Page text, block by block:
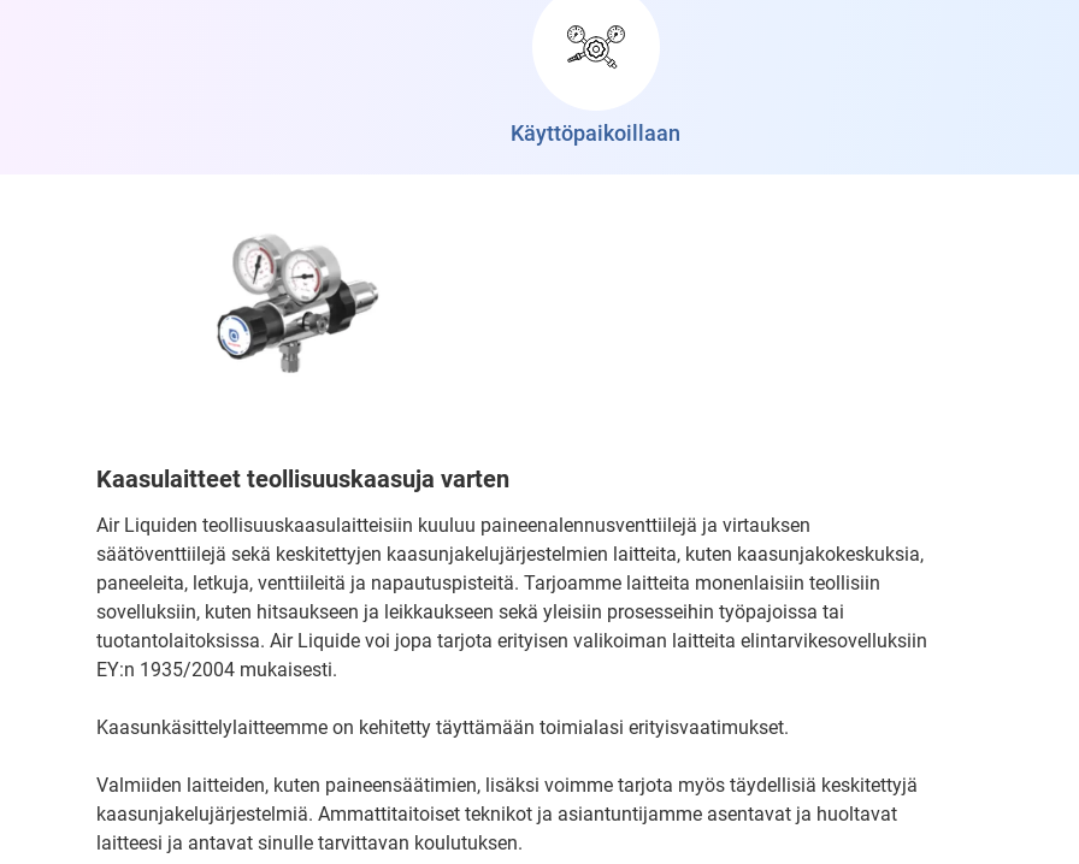
Käyttöpaikoillaan
Kaasulaitteet teollisuuskaasuja varten
Air Liquiden teollisuuskaasulaitteisiin kuuluu paineenalennusventtiilejä ja virtauksen
säätöventtiilejä sekä keskitettyjen kaasunjakelujärjestelmien laitteita, kuten kaasunjakokeskuksia,
paneeleita, letkuja, venttiileitä ja napautuspisteitä. Tarjoamme laitteita monenlaisiin teollisiin
sovelluksiin, kuten hitsaukseen ja leikkaukseen sekä yleisiin prosesseihin työpajoissa tai
tuotantolaitoksissa. Air Liquide voi jopa tarjota erityisen valikoiman laitteita elintarvikesovelluksiin
EY:n 1935/2004 mukaisesti.
Kaasunkäsittelylaitteemme on kehitetty täyttämään toimialasi erityisvaatimukset.
Valmiiden laitteiden, kuten paineensäätimien, lisäksi voimme tarjota myös täydellisiä keskitettyjä
kaasunjakelujärjestelmiä. Ammattitaitoiset teknikot ja asiantuntijamme asentavat ja huoltavat
laitteesi ja antavat sinulle tarvittavan koulutuksen.